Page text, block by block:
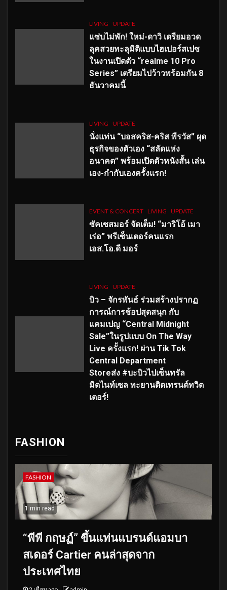
LIVING UPDATE
แซ่บไม่พัก! ใหม่-ดาวิ เตรียมอวด
ลุคสวยทะลุมิติแบบไฮเปอร์สเปซ
ในงานเปิดตัว “realme 10 Pro
Series” เตรียมไปว้าวพร้อมกัน 8
ธันวาคมนี้
LIVING UPDATE
นั่งแท่น “บอสคริส-คริส พีรวัส” ผุด
ธุรกิจของตัวเอง “สลัดแห่ง
อนาคต” พร้อมเปิดตัวหนังสั้น เล่น
เอง-กำกับเองครั้งแรก!
EVENT & CONCERT LIVING UPDATE
ซัคเซสมอร์ จัดเต็ม! “มาริโอ้ เมา
เร่อ” พรีเซ็นเตอร์คนแรก
เอส.โอ.ดี มอร์
LIVING UPDATE
บิว – จักรพันธ์ ร่วมสร้างปรากฏ
การณ์การช้อปสุดสนุก กับ
แคมเปญ “Central Midnight
Sale”ในรูปแบบ On The Way
Live ครั้งแรก! ผ่าน Tik Tok
Central Department
Storeส่ง #บะบิวไปเซ็นทรัล
มิดไนท์เซล ทะยานติดเทรนด์ทวิต
เตอร์!
FASHION
FASHION
1 min read
“พีพี กฤษฏ์” ขึ้นแท่นแบรนด์แอมบา
สเดอร์ Cartier คนล่าสุดจาก
ประเทศไทย